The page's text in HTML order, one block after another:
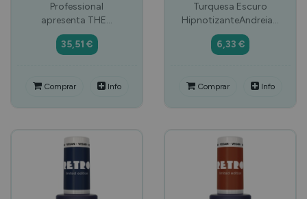
Professional
apresenta THE…
35,51 €
Comprar Info
Turquesa Escuro
HipnotizanteAndreia…
6,33 €
Comprar Info